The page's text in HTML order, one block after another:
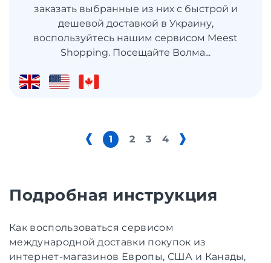
заказать выбранные из них с быстрой и
дешевой доставкой в ​​Украину,
воспользуйтесь нашим сервисом Meest
Shopping. Посещайте Волма...
1 2 3 4
Подробная инструкция
Как воспользоваться сервисом
международной доставки покупок из
интернет-магазинов Европы, США и Канады,